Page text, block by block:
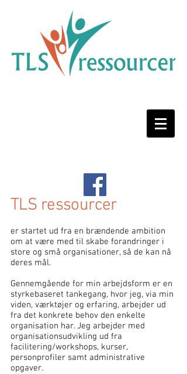
TLS ressourcer
er startet ud fra en brændende ambition
om at være med til skabe forandringer i
store og små organisationer, så de kan nå
deres mål.
Gennemgående for min arbejdsform er en
styrkebaseret tankegang, hvor jeg, via min
viden, værktøjer og erfaring, arbejder ud
fra det konkrete behov den enkelte
organisation har. Jeg arbejder med
organisationsudvikling ud fra
facilitering/workshops, kurser,
personprofiler samt administrative
opgaver.